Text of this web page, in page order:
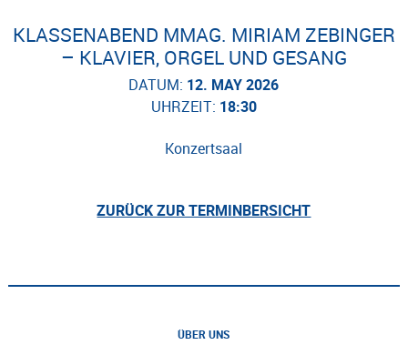
KLASSENABEND MMAG. MIRIAM ZEBINGER
– KLAVIER, ORGEL UND GESANG
DATUM: 12. MAY 2026
UHRZEIT: 18:30
Konzertsaal
ZURÜCK ZUR TERMINBERSICHT
ÜBER UNS